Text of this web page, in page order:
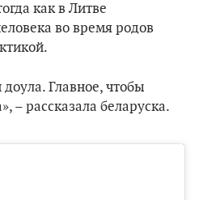
как в Литве
во время родов
Главное, чтобы
– рассказала беларуска.